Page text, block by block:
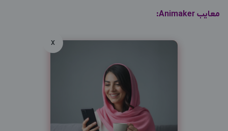
معایب Animaker:
x